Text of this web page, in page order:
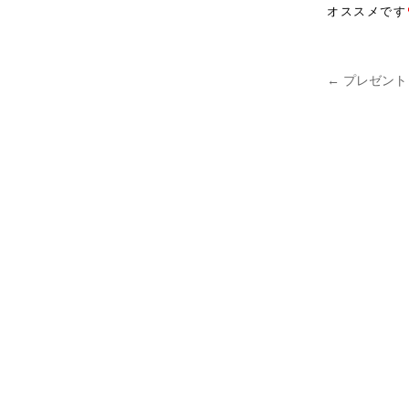
オススメです
投稿
← プレゼント